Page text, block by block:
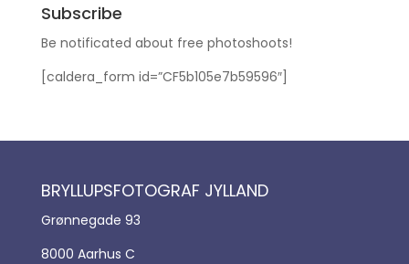
Subscribe
Be notificated about free photoshoots!
[caldera_form id=”CF5b105e7b59596″]
BRYLLUPSFOTOGRAF JYLLAND
Grønnegade 93
8000 Aarhus C